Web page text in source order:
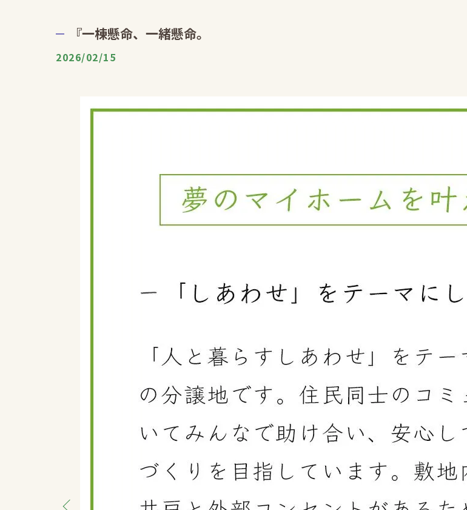
『一棟懸命、一緒懸命。
2026/02/15